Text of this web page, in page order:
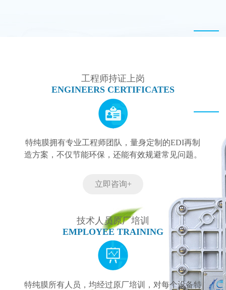
工程师持证上岗
ENGINEERS CERTIFICATES
特纯膜拥有专业工程师团队，量身定制的EDI再制
造方案，不仅节能环保，还能有效规避常见问题。
立即咨询+
技术人员原厂培训
EMPLOYEE TRAINING
特纯膜所有人员，均经过原厂培训，对每个设备特